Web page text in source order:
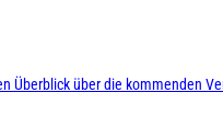
Überblick über die kommenden